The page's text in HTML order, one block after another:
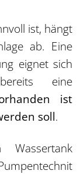
ist, hängt
ab. Eine
eignet sich
eine
ist
soll.